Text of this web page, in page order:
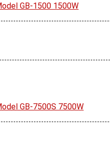
GB-1500 1500W
GB-7500S 7500W